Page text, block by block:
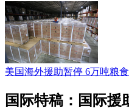
美国海外援助暂停 6万吨粮
国际特稿：国际援